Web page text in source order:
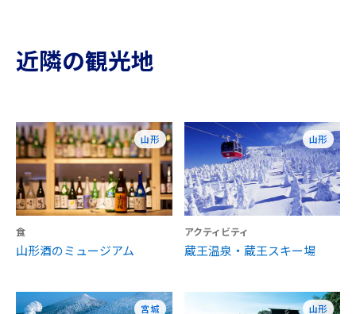
近隣の観光地
山形
食
山形酒のミュージアム
山形
アクティビティ
蔵王温泉・蔵王スキー場
宮城 山形